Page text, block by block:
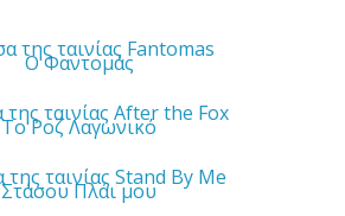
Ο Φαντομάς
Το Ροζ Λαγωνικό
Στάσου Πλάι μου